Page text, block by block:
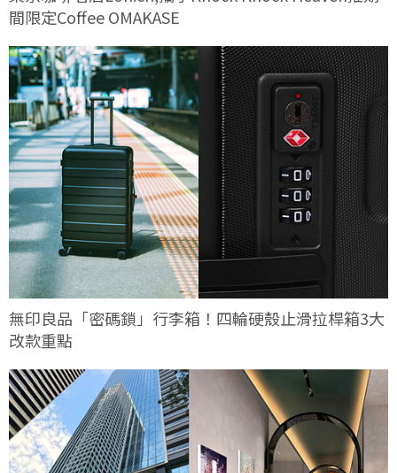
間限定Coffee OMAKASE
無印良品「密碼鎖」行李箱！四輪硬殼止滑拉桿箱3大
改款重點